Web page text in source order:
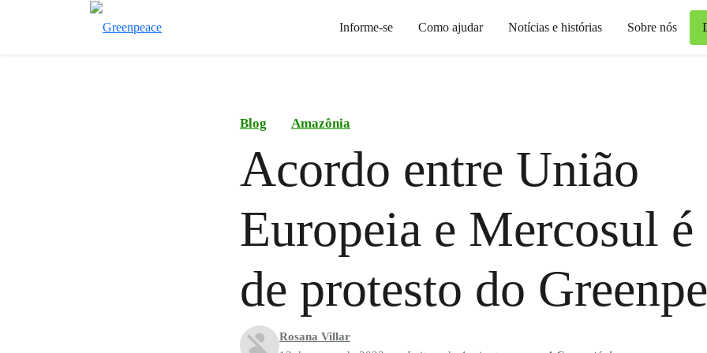
Informe-se Como ajudar Notícias e histórias Sobre nós
Blog Amazônia
Acordo entre União
Europeia e Mercosul
de protesto do
Rosana Villar